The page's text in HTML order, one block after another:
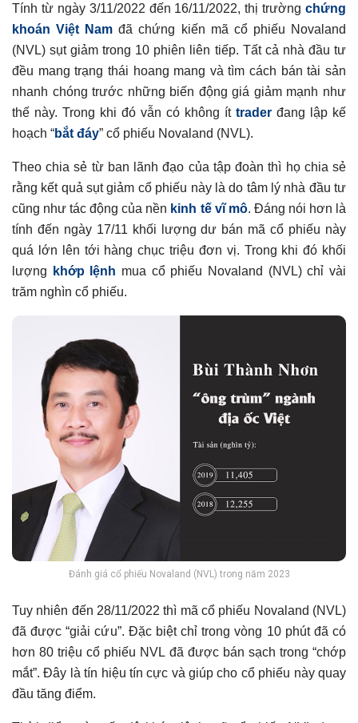
Tính từ ngày 3/11/2022 đến 16/11/2022, thị trường chứng
khoán Việt Nam đã chứng kiến mã cổ phiếu Novaland
(NVL) sụt giảm trong 10 phiên liên tiếp. Tất cả nhà đầu tư
đều mang trạng thái hoang mang và tìm cách bán tài sản
nhanh chóng trước những biến động giá giảm mạnh như
thế này. Trong khi đó vẫn có không ít trader đang lập kế
hoạch “bắt đáy” cổ phiếu Novaland (NVL).
Theo chia sẻ từ ban lãnh đạo của tập đoàn thì họ chia sẻ
rằng kết quả sụt giảm cổ phiếu này là do tâm lý nhà đầu tư
cũng như tác động của nền kinh tế vĩ mô. Đáng nói hơn là
tính đến ngày 17/11 khối lượng dư bán mã cổ phiếu này
quá lớn lên tới hàng chục triệu đơn vị. Trong khi đó khối
lượng
khớp lệnh mua cổ phiếu Novaland (NVL) chỉ vài
trăm nghìn cổ phiếu.
Đánh giá cổ phiếu Novaland (NVL) trong năm 2023
Tuy nhiên đến 28/11/2022 thì mã cổ phiếu Novaland (NVL)
đã được “giải cứu”. Đặc biệt chỉ trong vòng 10 phút đã có
hơn 80 triệu cổ phiếu NVL đã được bán sạch trong “chớp
mắt”. Đây là tín hiệu tín cực và giúp cho cổ phiếu này quay
đầu tăng điểm.